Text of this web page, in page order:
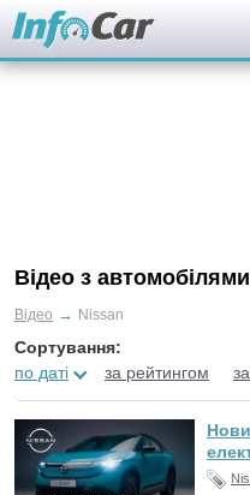
Відео з
Відео → Nissan
Сортування:
по даті
за рейтингом